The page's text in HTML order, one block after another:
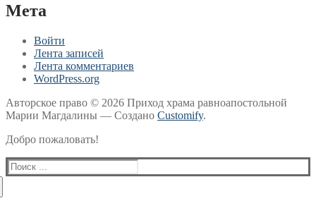
Мета
Войти
Лента записей
Лента комментариев
WordPress.org
Авторское право © 2026 Приход храма равноапостольной
Марии Магдалины — Создано Customify.
Добро пожаловать!
Найти: